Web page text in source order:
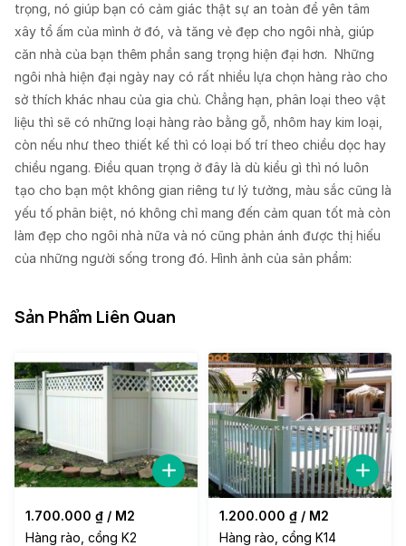
trọng, nó giúp bạn có cảm giác thật sự an toàn để yên tâm
xây tổ ấm của mình ở đó, và tăng vẻ đẹp cho ngôi nhà, giúp
căn nhà của bạn thêm phần sang trọng hiện đại hơn. Những
ngôi nhà hiện đại ngày nay có rất nhiều lựa chọn hàng rào cho
sở thích khác nhau của gia chủ. Chẳng hạn, phân loại theo vật
liệu thì sẽ có những loại hàng rào bằng gỗ, nhôm hay kim loại,
còn nếu như theo thiết kế thì có loại bố trí theo chiều dọc hay
chiều ngang. Điều quan trọng ở đây là dù kiểu gì thì nó luôn
tạo cho bạn một không gian riêng tư lý tưởng, màu sắc cũng là
yếu tố phân biệt, nó không chỉ mang đến cảm quan tốt mà còn
làm đẹp cho ngôi nhà nữa và nó cũng phản ánh được thị hiếu
của những người sống trong đó. Hình ảnh của sản phẩm:
Sản Phẩm Liên Quan
1.700.000 ₫ / M2
Hàng rào, cổng K2
1.200.000 ₫ / M2
Hàng rào, cổng K14